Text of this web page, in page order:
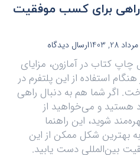
برای کسب موفقیت
مرداد 28, 1403 ارسال دیدگاه
چاپ کتاب در آمازون، مزایای
استفاده از این پلتفرم در
اگر شما هم به دنبال راهی
هستید و می‌خواهید از
شوید، این راهنما
بهترین شکل ممکن از این
بین‌المللی دست یابید.